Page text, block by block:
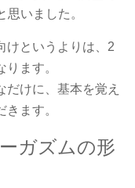
いました。
けというよりは、2
ます。
だけに、基本を覚え
ます。
ガズムの形